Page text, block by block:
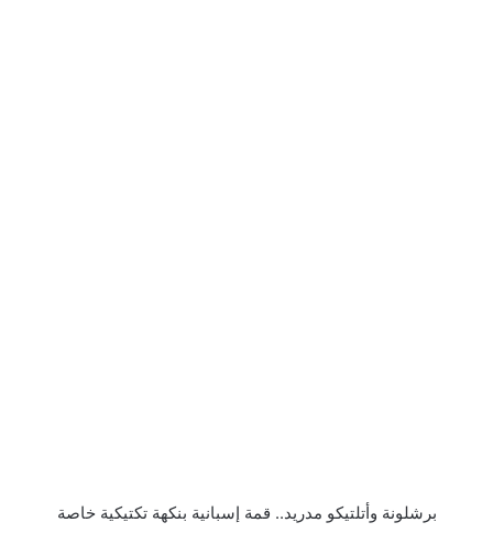
برشلونة وأتلتيكو مدريد.. قمة إسبانية بنكهة تكتيكية خاصة